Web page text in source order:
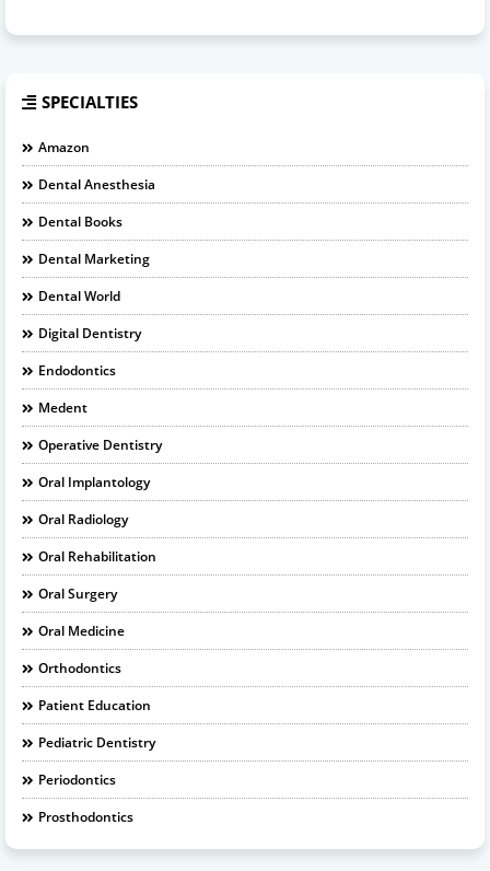
SPECIALTIES
Amazon
Dental Anesthesia
Dental Books
Dental Marketing
Dental World
Digital Dentistry
Endodontics
Medent
Operative Dentistry
Oral Implantology
Oral Radiology
Oral Rehabilitation
Oral Surgery
Oral Medicine
Orthodontics
Patient Education
Pediatric Dentistry
Periodontics
Prosthodontics